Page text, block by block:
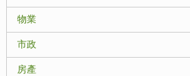
物業
市政
房產